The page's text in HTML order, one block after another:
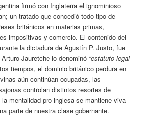
firmó con Inglaterra el ignominioso
un tratado que concedió todo tipo de
británicos en materias primas,
impositivas y comercio. El contenido del
la dictadura de Agustín P. Justo, fue
Jauretche lo denominó “estatuto legal
tiempos, el dominio británico perdura en
aún continúan ocupadas, las
controlan distintos resortes de
mentalidad pro-inglesa se mantiene viva
parte de nuestra clase gobernante.